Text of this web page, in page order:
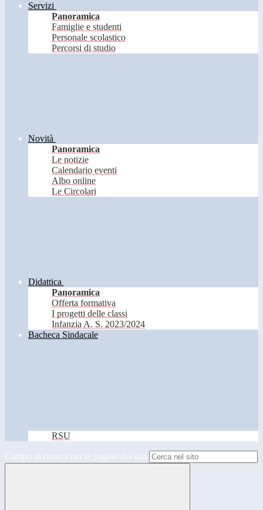
Servizi
Panoramica
Famiglie e studenti
Personale scolastico
Percorsi di studio
Novità
Panoramica
Le notizie
Calendario eventi
Albo online
Le Circolari
Didattica
Panoramica
Offerta formativa
I progetti delle classi
Infanzia A. S. 2023/2024
Bacheca Sindacale
RSU
Campo di ricerca per le pagine del sito